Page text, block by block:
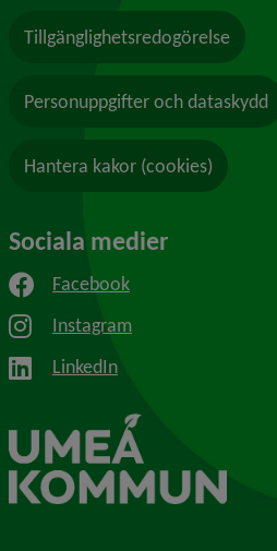
Tillgänglighetsredogörelse
Personuppgifter och dataskydd
Hantera kakor (cookies)
Sociala medier
Facebook
Instagram
LinkedIn